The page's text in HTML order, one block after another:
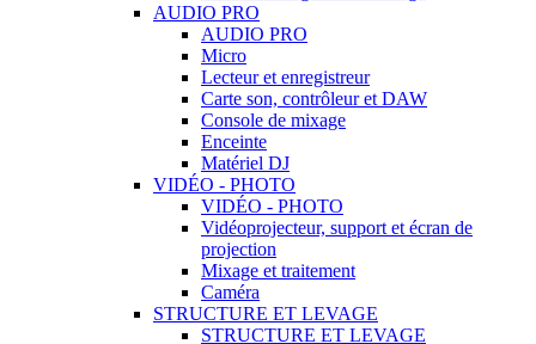
AUDIO PRO
AUDIO PRO
Micro
Lecteur et enregistreur
Carte son, contrôleur et DAW
Console de mixage
Enceinte
Matériel DJ
VIDÉO - PHOTO
VIDÉO - PHOTO
Vidéoprojecteur, support et écran de
projection
Mixage et traitement
Caméra
STRUCTURE ET LEVAGE
STRUCTURE ET LEVAGE